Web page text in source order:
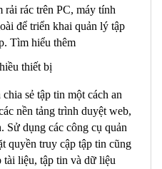
rải rác trên PC, máy tính
để triển khai quản lý tập
Tìm hiểu thêm
thiết bị
sẻ tập tin một cách an
nền tảng trình duyệt web,
Sử dụng các công cụ quản
quyền truy cập tập tin cũng
tài liệu, tập tin và dữ liệu